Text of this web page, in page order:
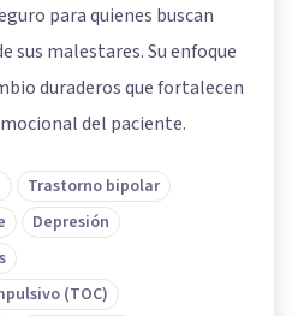
para quienes buscan
sus malestares. Su enfoque
duraderos que fortalecen
del paciente.
Trastorno bipolar
Depresión
(TOC)